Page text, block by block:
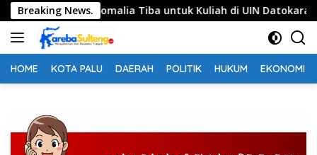
Langsung
ke
konten
Breaking News.
Somalia Tiba untuk Kuliah di UIN Datokarama
HOME KOTA PALU DAERAH POLITIK HUKUM EKONOMI